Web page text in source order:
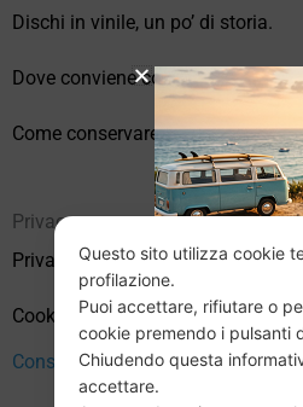
Dischi in vinile, un po’ di storia.
Dove conviene comprare vinili
Come conservare correttamente i
Privacy
Privacy Policy
Cookie Policy (UE)
Consenso
Questo sito utilizza cookie
profilazione.
Puoi accettare, rifiutare o
cookie premendo i pulsanti
Chiudendo questa
accettare.